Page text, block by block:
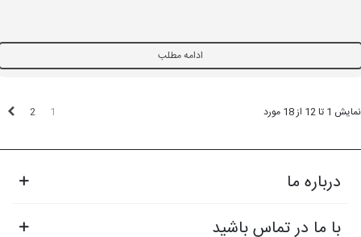
ادامه مطلب
نمایش 1 تا 12 از 18 مورد 1
2
درباره ما
با ما در تماس باشید